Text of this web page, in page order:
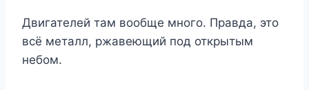
Двигателей там вообще много. Правда, это
всё металл, ржавеющий под открытым
небом.